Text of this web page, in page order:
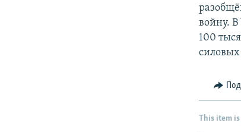
войну. В
100
силовых
This item